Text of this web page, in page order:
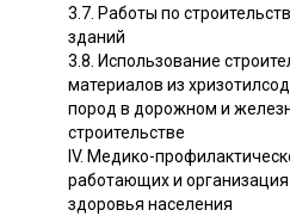
3.7. Работы по
зданий
3.8. Использование
материалов из
пород в дорожном и
строительстве
IV. Медико-
работающих и
здоровья населения